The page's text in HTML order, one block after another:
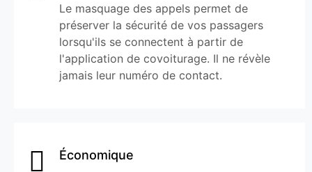
Le masquage des appels permet de
préserver la sécurité de vos passagers
lorsqu'ils se connectent à partir de
l'application de covoiturage. Il ne révèle
jamais leur numéro de contact.
Économique